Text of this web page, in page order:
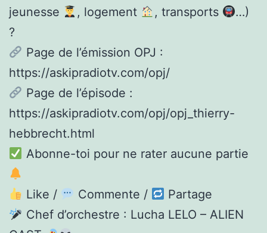
jeunesse
, logement , transports
…)
?
Page de l’émission OPJ :
https://askipradiotv.com/opj/
Page de l’épisode :
https://askipradiotv.com/opj/opj_thierry-
hebbrecht.html
Abonne-toi pour ne rater aucune partie
Like / Commente /
Partage
Chef d’orchestre : Lucha LELO – ALIEN